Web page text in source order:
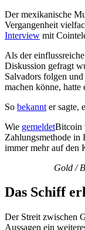
Der mexikanische
Vergangenheit
Interview mit
Als der
Diskussion gefragt
Salvadors folgen
machen könne,
So bekannt er sagte,
Wie gemeldetBitcoin
Zahlungsmethode in
immer mehr auf den
Gold /
Das Schiff
Der Streit zwischen
Aussagen ein